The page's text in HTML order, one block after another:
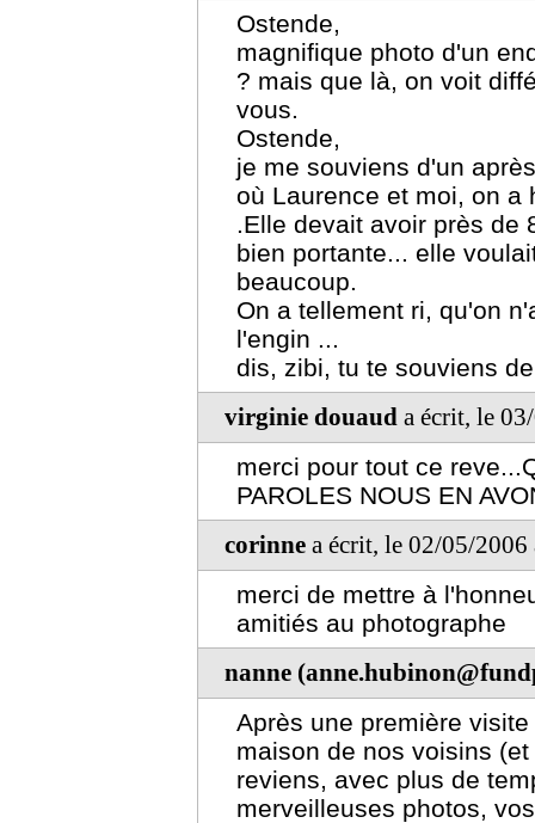
Ostende,
magnifique photo d'un
? mais que là, on voit
vous.
Ostende,
je me souviens d'un
où Laurence et moi, on a
.Elle devait avoir près de
bien portante... elle
beaucoup.
On a tellement ri, qu'on
l'engin ...
dis, zibi, tu te souviens
virginie douaud a écrit, le
merci pour tout ce
PAROLES NOUS EN
corinne a écrit, le 02/05/2006
merci de mettre à
amitiés au photographe
nanne
Après une première
maison de nos voisins
reviens, avec plus de
merveilleuses photos,